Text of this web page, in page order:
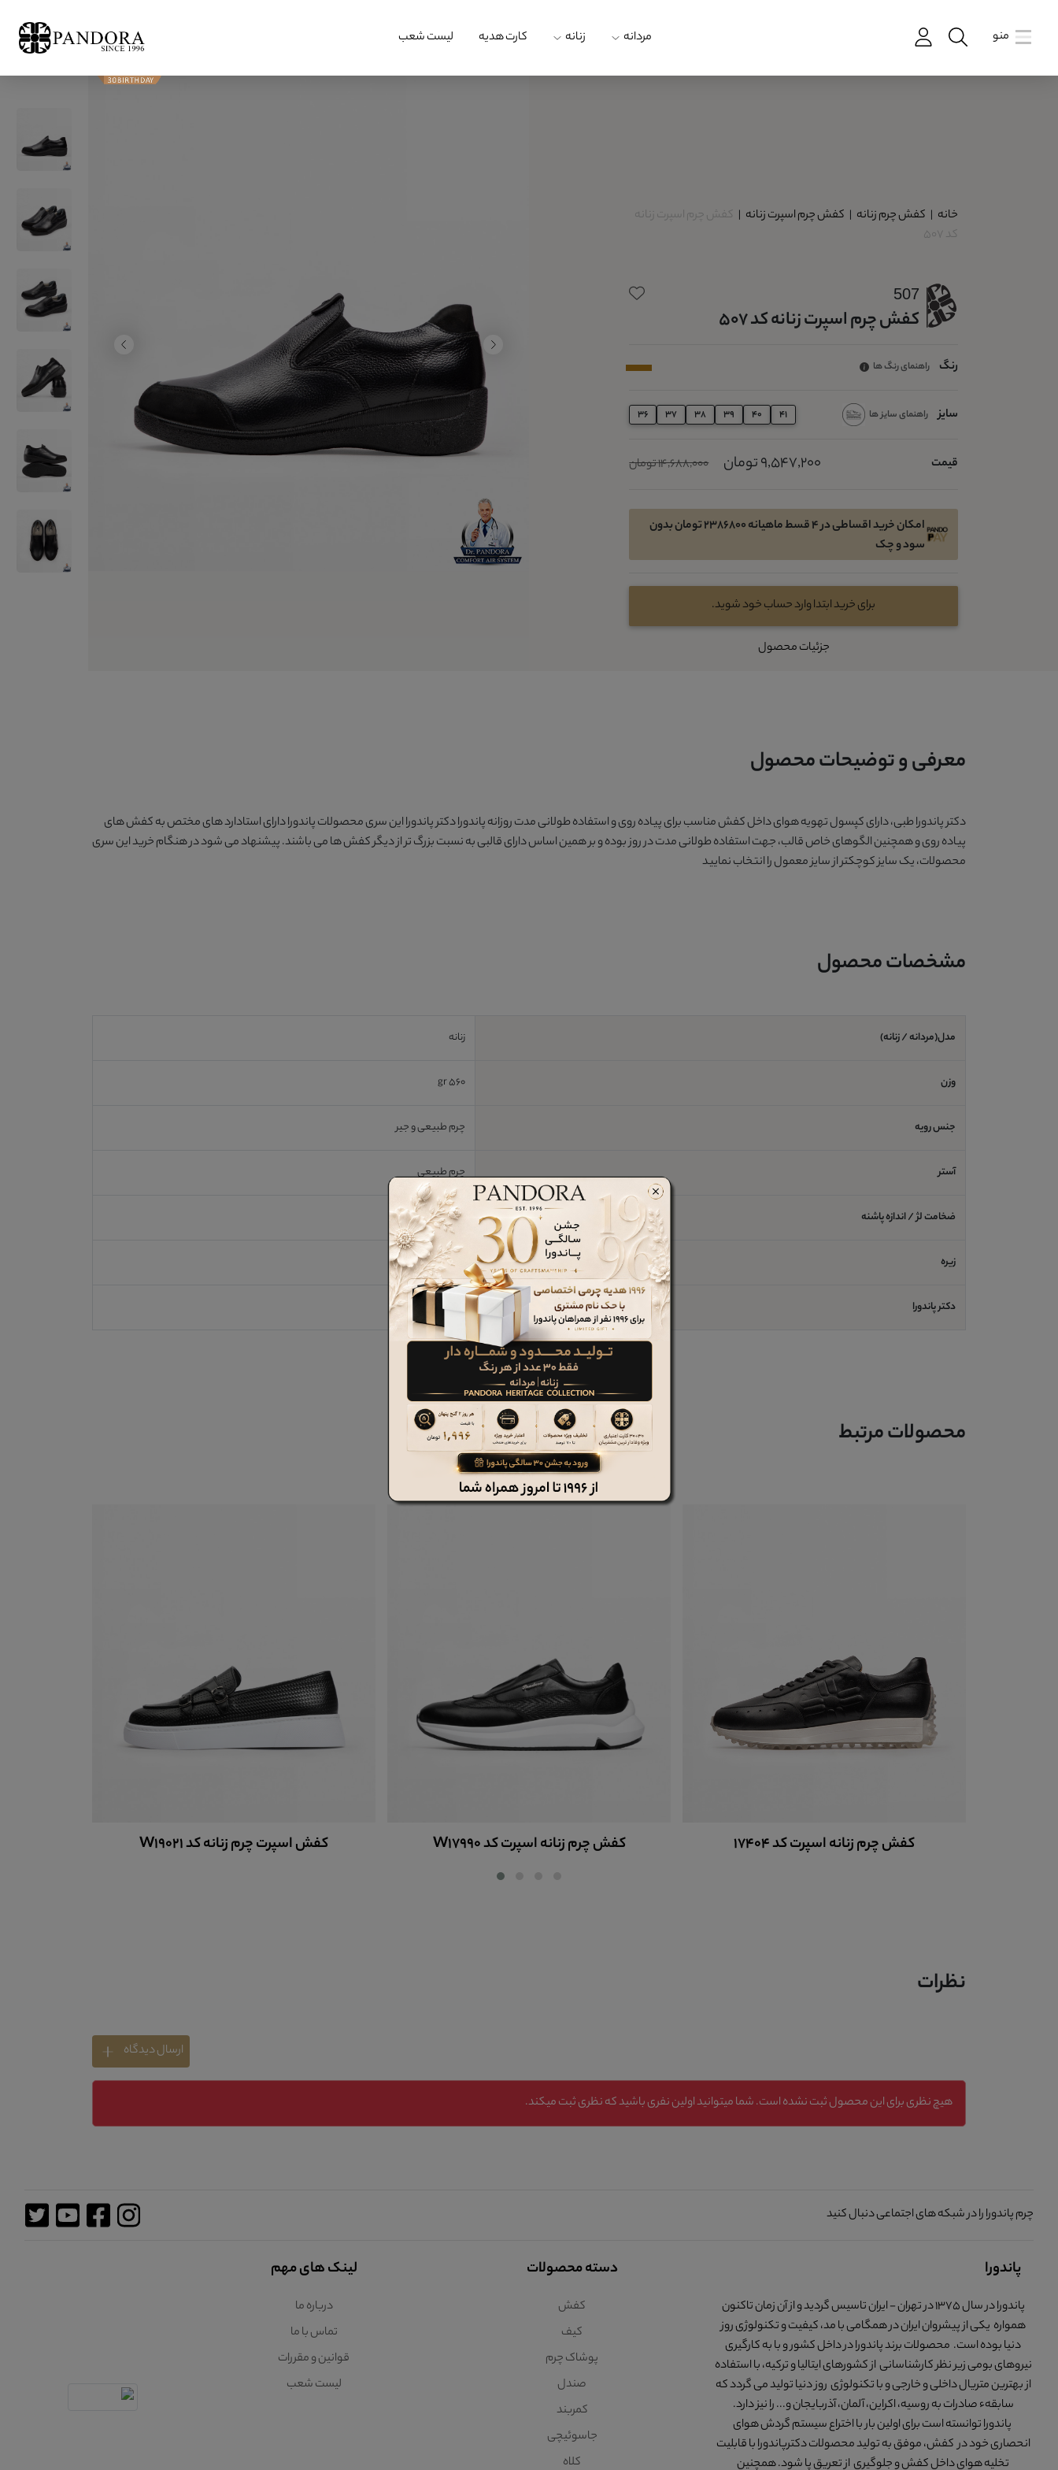
منو مردانه زنانه کارت هدیه لیست شعب
خانه | کفش چرم زنانه | کفش چرم اسپرت زنانه | کفش چرم اسپرت زنانه
کد 507
507
کفش چرم اسپرت زنانه کد 507
رنگ راهنمای رنگ ها
سایز راهنمای سایز ها 36 37 38 39 40 41
قیمت 9,547,200 تومان 14,688,000 تومان
امکان خرید اقساطی در 4 قسط ماهیانه 2386800 تومان بدون
سود و چک
برای خرید ابتدا وارد حساب خود شوید.
جزئیات محصول
معرفی و توضیحات محصول
دکتر پاندورا طبی، دارای کپسول تهویه هوای داخل کفش مناسب برای پیاده روی و استفاده طولانی مدت روزانه پاندورا دکتر پاندورا این سری محصولات پاندورا دارای استادارد های مختص به کفش های
پیاده روی و همچنین الگوهای خاص قالب، جهت استفاده طولانی مدت در روز بوده و بر همین اساس دارای قالبی به نسبت بزرگ تر از دیگر کفش ها می باشند. پیشنهاد می شود در هنگام خرید این سری
محصولات، یک سایز کوچکتر از سایز معمول را انتخاب نمایید
مشخصات محصول
مدل(مردانه / زنانه) زنانه
وزن 560 gr
جنس رویه چرم طبیعی و جیر
آستر چرم طبیعی
ضخامت لژ / اندازه پاشنه 4 cm
زیره TPU
دکتر پاندورا
محصولات مرتبط
کفش چرم زنانه اسپرت کد 17404 کفش چرم زنانه اسپرت کد W17990 کفش اسپرت چرم زنانه کد W19021
نظرات
ارسال دیدگاه
هیچ نظری برای این محصول ثبت نشده است. شما میتوانید اولین نفری باشید که نظری ثبت میکند.
چرم پاندورا را در شبکه های اجتماعی دنبال کنید
پاندورا
پاندورا در سال 1375 در تهران - ایران تاسیس گردید و از آن زمان تاکنون
همواره یکی از پیشروان ایران در همگامی با مد، کیفیت و تکنولوژی روز
دنیا بوده است. محصولات برند پاندورا در داخل کشور و با به کارگیری
نیروهای بومی زیر نظر کارشناسانی از کشورهای ایتالیا و ترکیه، با استفاده
از بهترین متریال داخلی و خارجی و با تکنولوژی روز دنیا تولید می گردد که
سابقهء صادرات به روسیه، اکراین، آلمان، آذربایجان و... را نیز دارد.
پاندورا توانسته است برای اولین بار با اختراع سیستم گردش هوای
انحصاری خود در کفش، موفق به تولید محصولات دکترپاندورا با قابلیت
تخلیه هوای داخل کفش و جلوگیری از تعریق پا شود. همچنین
دسته محصولات
کفش
کیف
پوشاک چرم
صندل
کمربند
جاسوئیچی
کلاه
لینک های مهم
درباره ما
تماس با ما
قوانین و مقررات
لیست شعب